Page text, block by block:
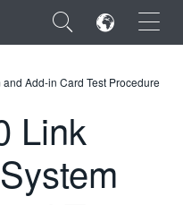
×
Add-in Card Test Procedure
Link